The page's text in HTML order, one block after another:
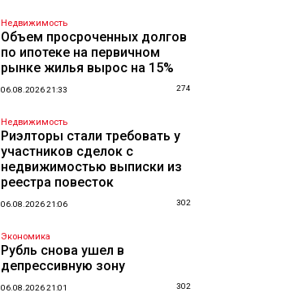
Недвижимость
Объем просроченных долгов
по ипотеке на первичном
рынке жилья вырос на 15%
06.08.2026 21:33 274
Недвижимость
Риэлторы стали требовать у
участников сделок с
недвижимостью выписки из
реестра повесток
06.08.2026 21:06 302
Экономика
Рубль снова ушел в
депрессивную зону
06.08.2026 21:01 302